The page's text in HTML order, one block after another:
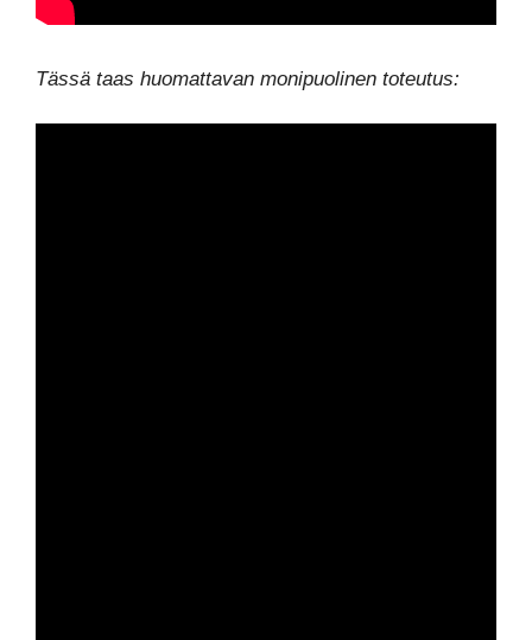
Tässä taas huomattavan monipuolinen toteutus: